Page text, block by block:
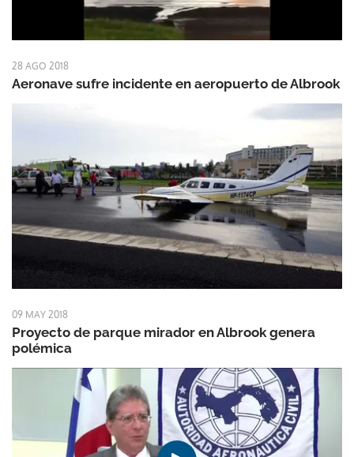
28 AGO 2018
Aeronave sufre incidente en aeropuerto de Albrook
09 MAY 2018
Proyecto de parque mirador en Albrook genera
polémica